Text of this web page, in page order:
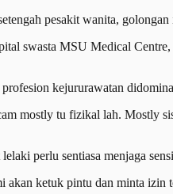
pesakit wanita,
swasta MSU Medical
kejururawatan
mostly tu fizikal lah. Mostly
perlu sentiasa menjaga
akan ketuk pintu dan minta izin